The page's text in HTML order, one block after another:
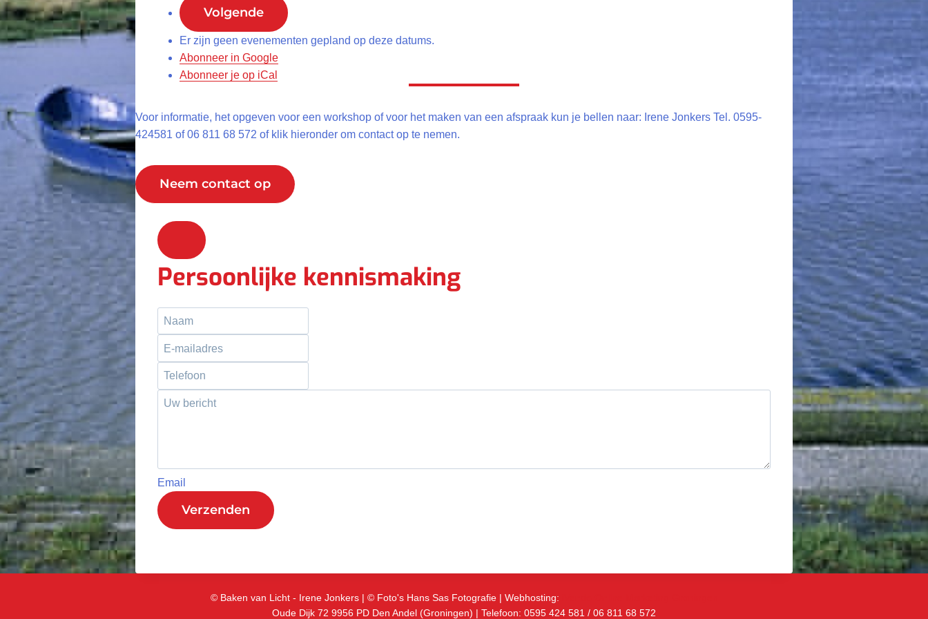
Volgende
Er zijn geen evenementen gepland op deze datums.
Abonneer in Google
Abonneer je op iCal
Voor informatie, het opgeven voor een workshop of voor het maken van een afspraak kun je bellen naar: Irene Jonkers Tel. 0595-
424581 of 06 811 68 572 of klik hieronder om contact op te nemen.
Neem contact op
Persoonlijke kennismaking
Email
Verzenden
© Baken van Licht - Irene Jonkers | © Foto's Hans Sas Fotografie | Webhosting:
Oude Dijk 72 9956 PD Den Andel (Groningen) | Telefoon: 0595 424 581 / 06 811 68 572